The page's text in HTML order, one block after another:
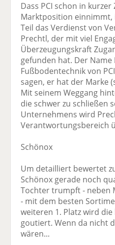
Dass PCI schon in
Marktposition einnimmt,
Teil das Verdienst von
Prechtl, der mit viel
Überzeugungskraft
gefunden hat. Der
Fußbodentechnik von
sagen, er hat der Marke
Mit seinem Weggang
die schwer zu schließen
Unternehmens wird
Verantwortungsbereich
Schönox
Um detailliert bewertet
Schönox gerade noch
Tochter trumpft - neben
- mit dem besten
weiteren 1. Platz wird
goutiert. Wenn da nicht
wären...